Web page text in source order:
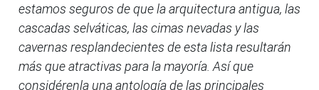
estamos seguros de que la arquitectura antigua, las
cascadas selváticas, las cimas nevadas y las
cavernas resplandecientes de esta lista resultarán
más que atractivas para la mayoría. Así que
considérenla una antología de las principales